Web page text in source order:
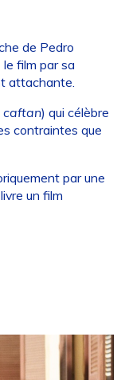
de Pedro
film par sa
attachante.
caftan) qui célèbre
contraintes que
par une
un film